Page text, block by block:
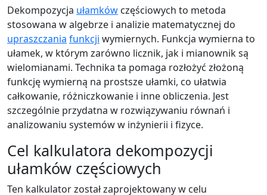
Dekompozycja ułamków częściowych to metoda
stosowana w algebrze i analizie matematycznej do
upraszczania funkcji wymiernych. Funkcja wymierna to
ułamek, w którym zarówno licznik, jak i mianownik są
wielomianami. Technika ta pomaga rozłożyć złożoną
funkcję wymierną na prostsze ułamki, co ułatwia
całkowanie, różniczkowanie i inne obliczenia. Jest
szczególnie przydatna w rozwiązywaniu równań i
analizowaniu systemów w inżynierii i fizyce.
Cel kalkulatora dekompozycji
ułamków częściowych
Ten kalkulator został zaprojektowany w celu